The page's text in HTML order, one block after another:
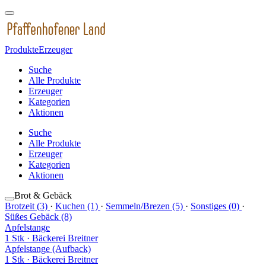
ProdukteErzeuger
Suche
Alle Produkte
Erzeuger
Kategorien
Aktionen
Suche
Alle Produkte
Erzeuger
Kategorien
Aktionen
Brot & Gebäck
Brotzeit (3) · Kuchen (1) · Semmeln/Brezen (5) · Sonstiges (0) ·
Süßes Gebäck (8)
Apfelstange
1 Stk · Bäckerei Breitner
Apfelstange (Aufback)
1 Stk · Bäckerei Breitner